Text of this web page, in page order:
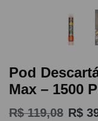
Pod
Max – 1500
R$119,08 R$